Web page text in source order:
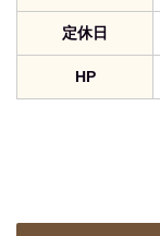
定休日
HP